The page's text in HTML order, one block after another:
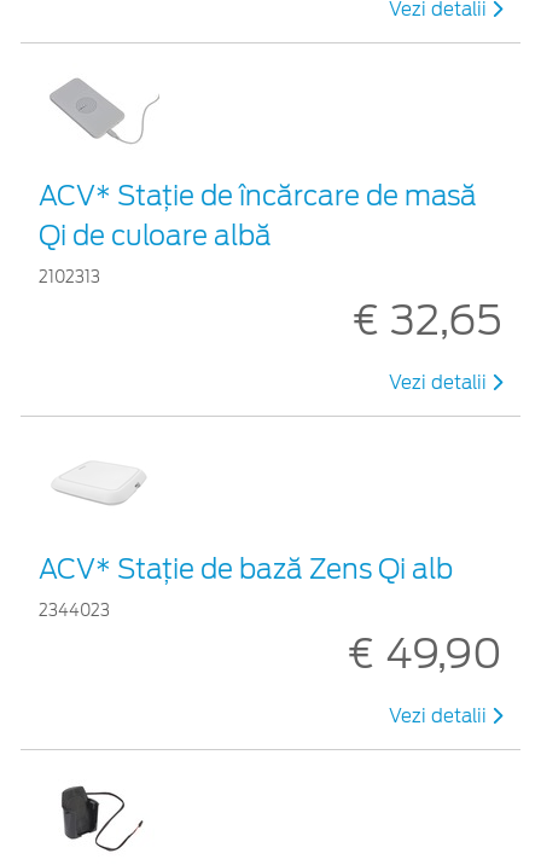
Vezi detalii
ACV* Stație de încărcare de masă
Qi de culoare albă
2102313
€ 32,65
Vezi detalii
ACV* Stație de bază Zens Qi alb
2344023
€ 49,90
Vezi detalii